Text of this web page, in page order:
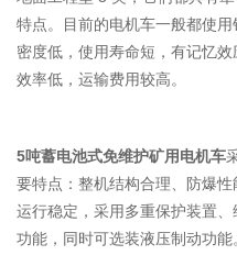
特点。
目前的电机车一般都使
密度低，使用寿命短， 有记忆效
效率低，运输费用较高。
5吨蓄电池式免维护矿用电机车
要特点：整机结构合理、防爆性
运行稳定，采用多重保护装置
功能，同时可选装液压制动功